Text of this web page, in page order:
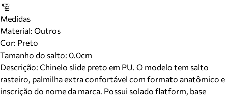
Medidas
Material: Outros
Cor: Preto
Tamanho do salto: 0.0cm
Descrição: Chinelo slide preto em PU. O modelo tem salto
rasteiro, palmilha extra confortável com formato anatômico e
inscrição do nome da marca. Possui solado flatform, base